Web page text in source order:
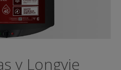
y Longvie